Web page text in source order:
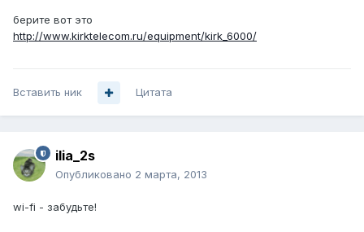
берите вот это
http://www.kirktelecom.ru/equipment/kirk_6000/
Вставить ник Цитата
ilia_2s
Опубликовано 2 марта, 2013
wi-fi - забудьте!